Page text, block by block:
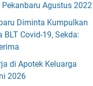
Agustus 2022
Diminta Kumpulkan
BLT Covid-19, Sekda:
di Apotek Keluarga
2026